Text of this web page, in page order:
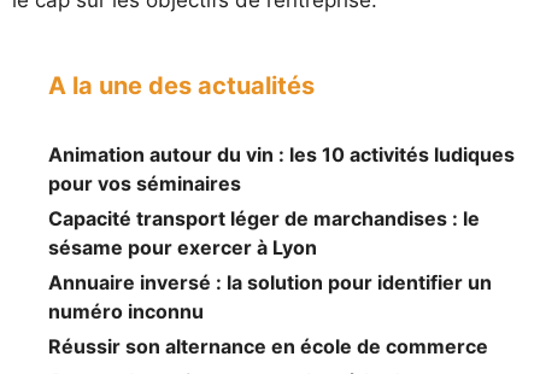
A la une des actualités
Animation autour du vin : les 10 activités ludiques
pour vos séminaires
Capacité transport léger de marchandises : le
sésame pour exercer à Lyon
Annuaire inversé : la solution pour identifier un
numéro inconnu
Réussir son alternance en école de commerce